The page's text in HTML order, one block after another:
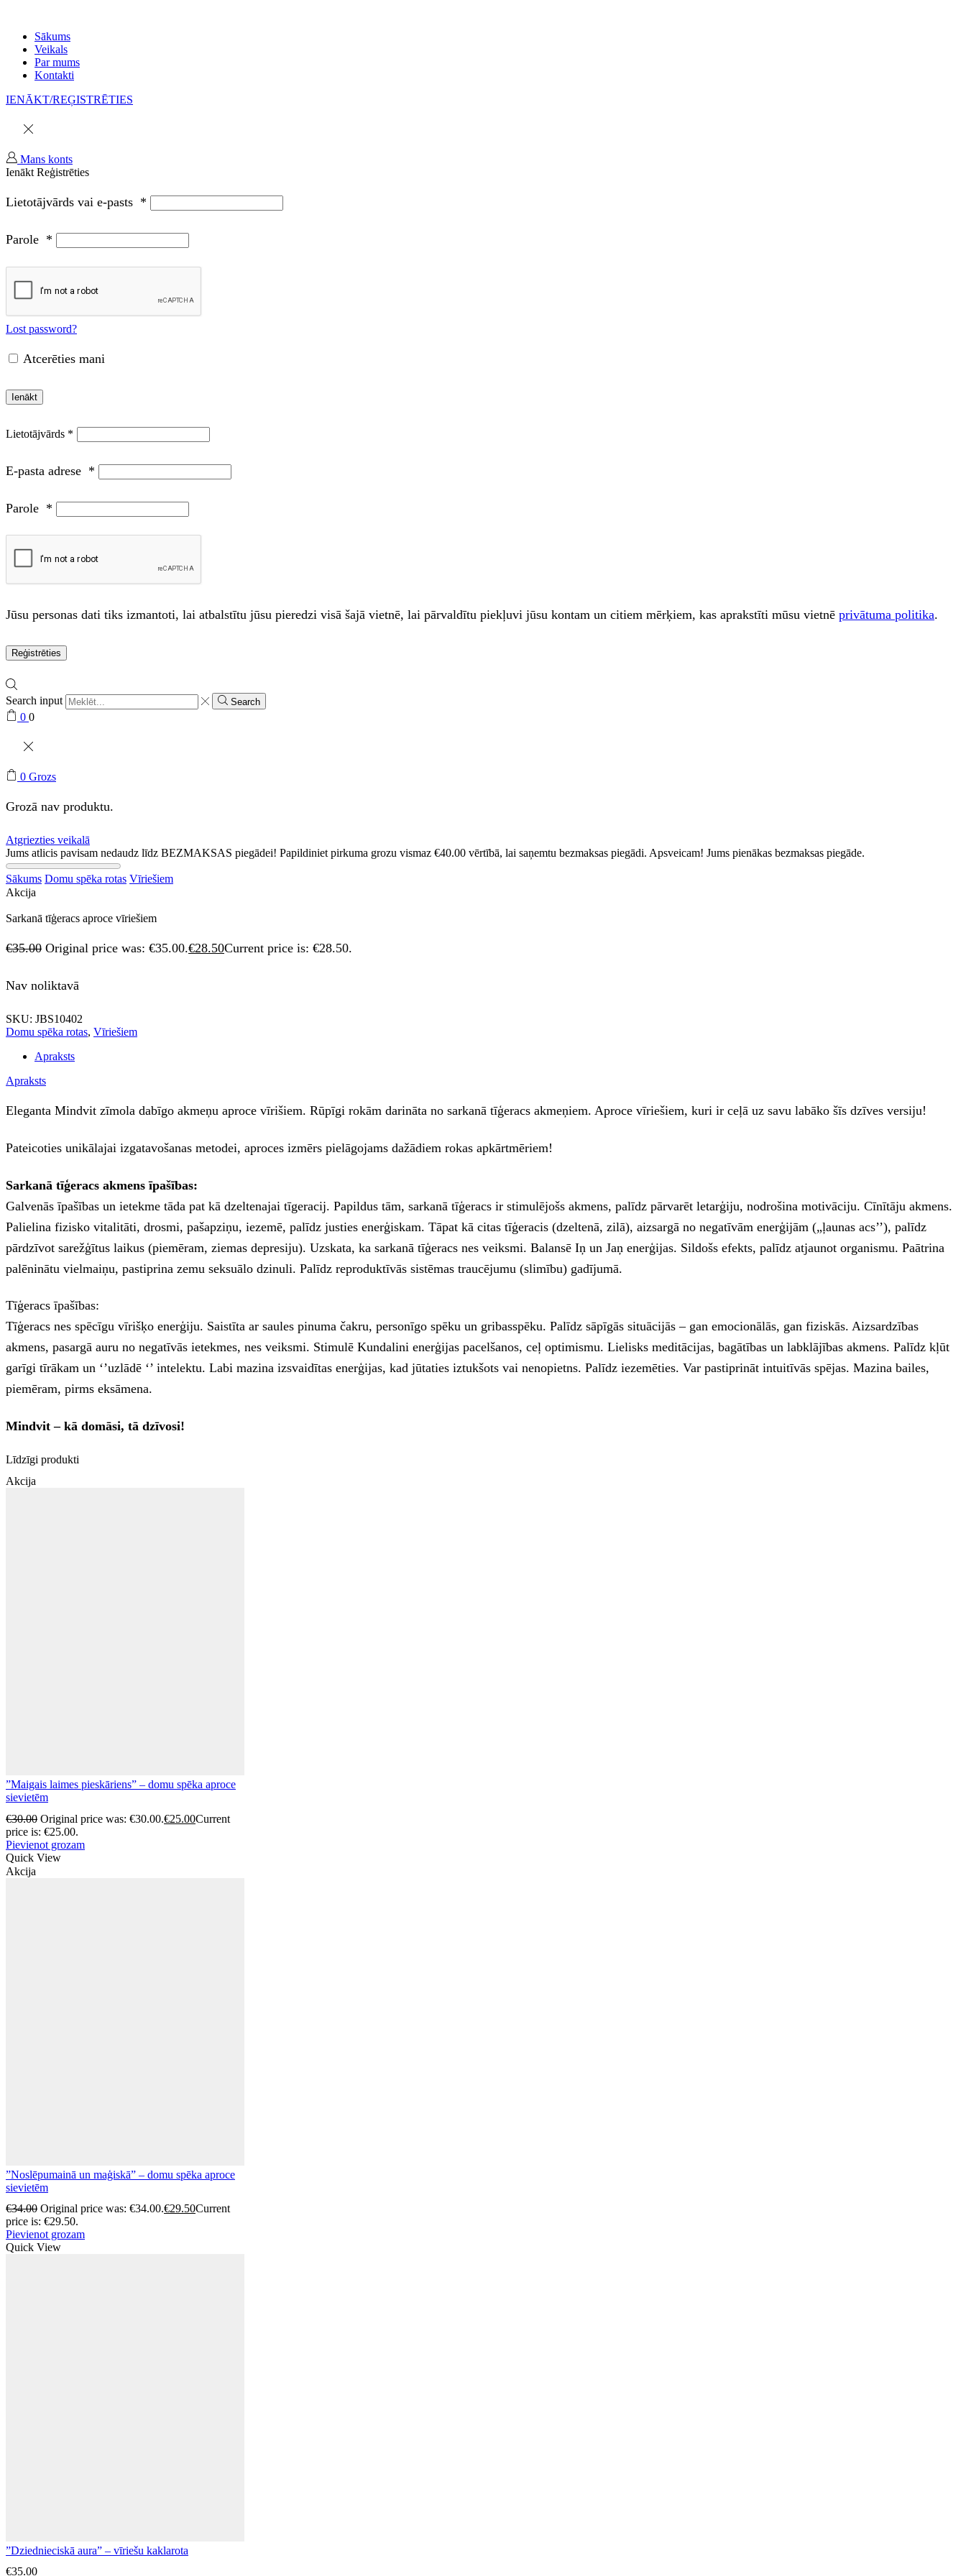
Sākums
Veikals
Par mums
Kontakti
IENĀKT/REĢISTRĒTIES
Mans konts
Ienākt Reģistrēties
Lietotājvārds vai e-pasts *
Parole *
Lost password?
Atcerēties mani
Ienākt
E-pasta adrese *
Parole *
Jūsu personas dati tiks izmantoti, lai atbalstītu jūsu pieredzi visā šajā vietnē, lai pārvaldītu piekļuvi jūsu kontam un citiem mērķiem, kas aprakstīti mūsu vietnē privātuma politika.
Reģistrēties
Search input Search
0 0
0 Grozs
Grozā nav produktu.
Atgriezties veikalā
Jums atlicis pavisam nedaudz līdz BEZMAKSAS piegādei! Papildiniet pirkuma grozu vismaz €40.00 vērtībā, lai saņemtu bezmaksas piegādi. Apsveicam! Jums pienākas bezmaksas piegāde.
Sākums Domu spēka rotas Vīriešiem
Akcija
Sarkanā tīģeracs aproce vīriešiem
€35.00 Original price was: €35.00.€28.50Current price is: €28.50.
Nav noliktavā
SKU: JBS10402
Domu spēka rotas, Vīriešiem
Apraksts
Apraksts
Eleganta Mindvit zīmola dabīgo akmeņu aproce vīrišiem. Rūpīgi rokām darināta no sarkanā tīģeracs akmeņiem. Aproce vīriešiem, kuri ir ceļā uz savu labāko šīs dzīves versiju!
Pateicoties unikālajai izgatavošanas metodei, aproces izmērs pielāgojams dažādiem rokas apkārtmēriem!
Sarkanā tīģeracs akmens īpašības:
Galvenās īpašības un ietekme tāda pat kā dzeltenajai tīgeracij. Papildus tām, sarkanā tīģeracs ir stimulējošs akmens, palīdz pārvarēt letarģiju, nodrošina motivāciju. Cīnītāju akmens.
Palielina fizisko vitalitāti, drosmi, pašapziņu, iezemē, palīdz justies enerģiskam. Tāpat kā citas tīģeracis (dzeltenā, zilā), aizsargā no negatīvām enerģijām („ļaunas acs’’), palīdz
pārdzīvot sarežģītus laikus (piemēram, ziemas depresiju). Uzskata, ka sarkanā tīģeracs nes veiksmi. Balansē Iņ un Jaņ enerģijas. Sildošs efekts, palīdz atjaunot organismu. Paātrina
palēninātu vielmaiņu, pastiprina zemu seksuālo dzinuli. Palīdz reproduktīvās sistēmas traucējumu (slimību) gadījumā.
Tīģeracs īpašības:
Tīģeracs nes spēcīgu vīrišķo enerģiju. Saistīta ar saules pinuma čakru, personīgo spēku un gribasspēku. Palīdz sāpīgās situācijās – gan emocionālās, gan fiziskās. Aizsardzības
akmens, pasargā auru no negatīvās ietekmes, nes veiksmi. Stimulē Kundalini enerģijas pacelšanos, ceļ optimismu. Lielisks meditācijas, bagātības un labklājības akmens. Palīdz kļūt
garīgi tīrākam un ‘’uzlādē ‘’ intelektu. Labi mazina izsvaidītas enerģijas, kad jūtaties iztukšots vai nenopietns. Palīdz iezemēties. Var pastiprināt intuitīvās spējas. Mazina bailes,
piemēram, pirms eksāmena.
Mindvit – kā domāsi, tā dzīvosi!
Līdzīgi produkti
Akcija
”Maigais laimes pieskāriens” – domu spēka aproce
sievietēm
€30.00 Original price was: €30.00.€25.00Current
price is: €25.00.
Pievienot grozam
Quick View
Akcija
”Noslēpumainā un maģiskā” – domu spēka aproce
sievietēm
€34.00 Original price was: €34.00.€29.50Current
price is: €29.50.
Pievienot grozam
Quick View
”Dziednieciskā aura” – vīriešu kaklarota
€35.00